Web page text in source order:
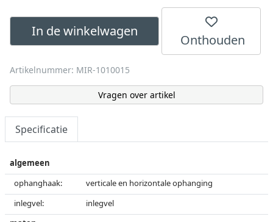
In de winkelwagen
Onthouden
Artikelnummer: MIR-1010015
Vragen over artikel
Specificatie
algemeen
ophanghaak:
verticale en horizontale ophanging
inlegvel:
inlegvel